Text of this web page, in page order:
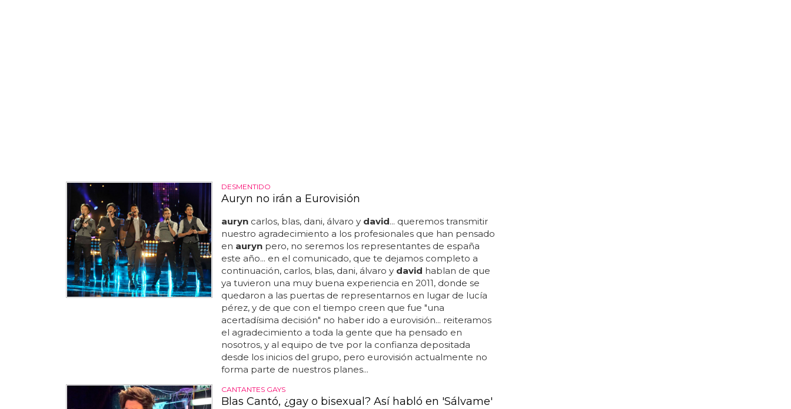
DESMENTIDO
Auryn no irán a Eurovisión
auryncarlos, blas, dani, álvaro y david... queremos transmitir
nuestro agradecimiento a los profesionales que han pensado
en aurynpero, no seremos los representantes de españa
este año... en el comunicado, que te dejamos completo a
continuación, carlos, blas, dani, álvaro y david hablan de que
ya tuvieron una muy buena experiencia en 2011, donde se
quedaron a las puertas de representarnos en lugar de lucía
pérez, y de que con el tiempo creen que fue "una
acertadísima decisión" no haber ido a eurovisión... reiteramos
el agradecimiento a toda la gente que ha pensado en
nosotros, y al equipo de tve por la confianza depositada
desde los inicios del grupo, pero eurovisión actualmente no
forma parte de nuestros planes...
CANTANTES GAYS
Blas Cantó, ¿gay o bisexual? Así habló en 'Sálvame'